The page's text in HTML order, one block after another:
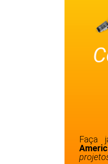
Faça